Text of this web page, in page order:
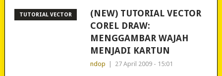
TUTORIAL VECTOR
(NEW) TUTORIAL VECTOR
COREL DRAW:
MENGGAMBAR WAJAH
MENJADI KARTUN
ndop 27 April 2009 - 15:01